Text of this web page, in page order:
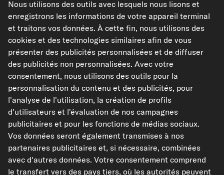
kfzteile24.de kfzteile24.at
carpardoo.nl
carpardoo.dk
Les données présentées ici, notamment l'intégralité de la base de données, ne
peuvent être reproduites. La reproduction et la distribution des données et de
la base de données sans le consentement préalable de TecAlliance et/ou
l'implication de tiers dans de telles activités sont strictement interdites. Toute
utilisation non autorisée du contenu constitue une violation du droit d'auteur
et peut entraîner des poursuites judiciaires.
Nous utilisons des outils avec lesquels nous lisons et
enregistrons les informations de votre appareil terminal
et traitons vos données. À cette fin, nous utilisons des
cookies et des technologies similaires afin de vous
présenter des publicités personnalisées et de diffuser
des publicités non personnalisées. Avec votre
consentement, nous utilisons des outils pour la
personnalisation du contenu et des publicités, pour
l'analyse de l'utilisation, la création de profils
d'utilisateurs et l'évaluation de nos campagnes
publicitaires et pour les fonctions de médias sociaux.
Vos données seront également transmises à nos
partenaires publicitaires et, si nécessaire, combinées
avec d'autres données. Votre consentement comprend
le transfert vers des pays tiers, où les autorités peuvent